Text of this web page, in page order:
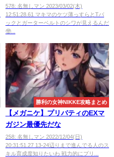
のシワが
578: 名無しマン 2023/03/02(木)
12:51:28.61 マキマのケツ薄っすらとTバ
ックとガーターベルトのシワが見えるんだ
🤓...
勝利の女神NIKKE攻略まとめ
【メガニケ】プリバティのEXマ
ガジン最優先だな
258: 名無しマン 2022/12/04(日)
20:31:51.27 13-24辺りまで進んでる人のス
キル育成度知りたいわ 戦力的にプリ...